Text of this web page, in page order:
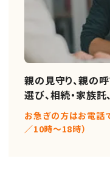
親の見守り、親の
選び、相続・家族
お急ぎの方はお電
／10時〜18時）